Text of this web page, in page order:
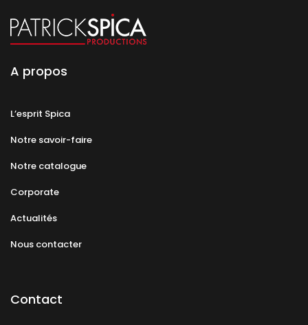
A propos
L’esprit Spica
Notre savoir-faire
Notre catalogue
Corporate
Actualités
Nous contacter
Contact